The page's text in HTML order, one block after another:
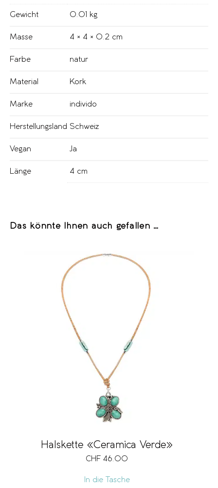
Gewicht 0.01 kg
Masse 4 × 4 × 0.2 cm
Farbe natur
Material Kork
Marke individo
Herstellungsland Schweiz
Vegan Ja
Länge 4 cm
Das könnte Ihnen auch gefallen …
Halskette «Ceramica Verde»
CHF 46.00
In die Tasche